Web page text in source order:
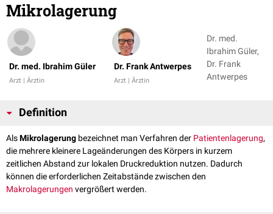
Mikrolagerung
Dr. med. Ibrahim Güler
Arzt | Ärztin
Dr. Frank Antwerpes
Arzt | Ärztin
Dr. med.
Ibrahim Güler,
Dr. Frank
Antwerpes
Definition
AlsMikrolagerung bezeichnet man Verfahren der Patientenlagerung,
die mehrere kleinere Lageänderungen des Körpers in kurzem
zeitlichen Abstand zur lokalen Druckreduktion nutzen. Dadurch
können die erforderlichen Zeitabstände zwischen den
Makrolagerungen vergrößert werden.